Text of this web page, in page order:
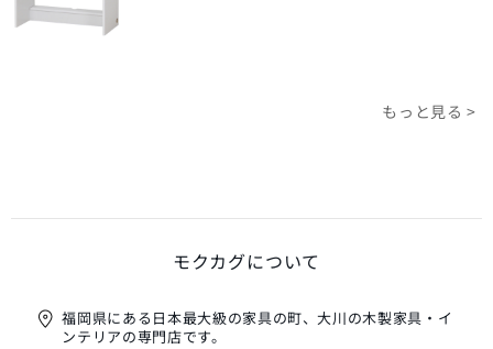
もっと見る >
モクカグについて
福岡県にある日本最大級の家具の町、大川の木製家具・イ
ンテリアの専門店です。